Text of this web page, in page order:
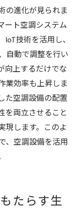
の進化が見られま
ート空調システム
技術を活用し、
自動で調整を行い
向上するだけでな
業効率も上昇しま
た空調設備の配置
を両立させること
現します。このよ
、空調設備を活用
たらす生